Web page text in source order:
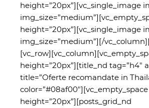
height=”20px”][vc_single_image
height=”20px”][vc_single_image
img_size=”medium”][/
height=”20px”][title_nd tag=”h4″
title=”Oferte recomandate in
color=”#08af00″][vc_empty_space
height=”20px”][posts_grid_nd